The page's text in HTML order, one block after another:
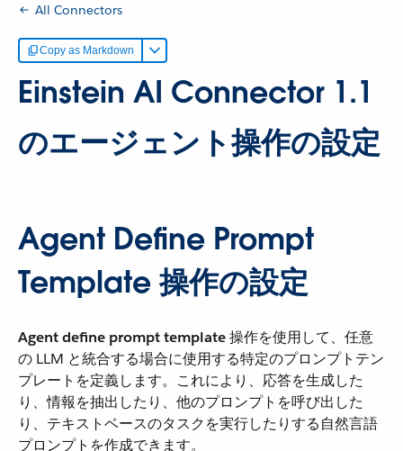
All Connectors
Copy as Markdown
Einstein AI Connector 1.1
のエージェント操作の設定
Agent Define Prompt
Template 操作の設定
Agent define prompt template​ 操作を使用して、任意
の LLM と統合する場合に使用する特定のプロンプトテン
プレートを定義します。これにより、応答を生成した
り、情報を抽出したり、他のプロンプトを呼び出した
り、テキストベースのタスクを実行したりする自然言語
プロンプトを作成できます。